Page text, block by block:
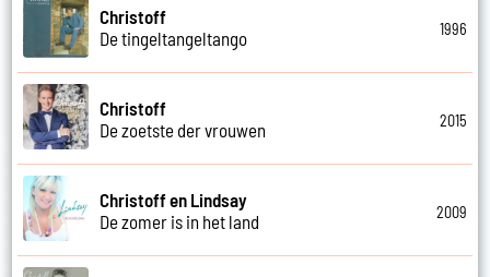
Christoff
De tingeltangeltango
1996
Christoff
De zoetste der vrouwen
2015
Christoff en Lindsay
De zomer is in het land
2009